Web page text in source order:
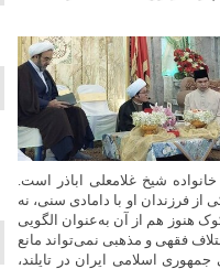
شیخ غلامعلی اباذر است.
فرزندان او با دامادی سنی، نه
هنوز هم از آن به‌عنوان الگویی
فقهی و مذهبی نمی‌تواند مانع
اسلامی ایران در تایلند،